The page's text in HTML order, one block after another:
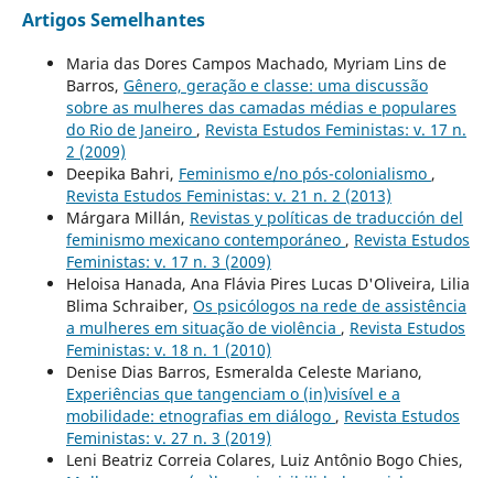
Artigos Semelhantes
Maria das Dores Campos Machado, Myriam Lins de
Barros, Gênero, geração e classe: uma discussão
sobre as mulheres das camadas médias e populares
do Rio de Janeiro , Revista Estudos Feministas: v. 17 n.
2 (2009)
Deepika Bahri, Feminismo e/no pós-colonialismo ,
Revista Estudos Feministas: v. 21 n. 2 (2013)
Márgara Millán, Revistas y políticas de traducción del
feminismo mexicano contemporáneo , Revista Estudos
Feministas: v. 17 n. 3 (2009)
Heloisa Hanada, Ana Flávia Pires Lucas D'Oliveira, Lilia
Blima Schraiber, Os psicólogos na rede de assistência
a mulheres em situação de violência , Revista Estudos
Feministas: v. 18 n. 1 (2010)
Denise Dias Barros, Esmeralda Celeste Mariano,
Experiências que tangenciam o (in)visível e a
mobilidade: etnografias em diálogo , Revista Estudos
Feministas: v. 27 n. 3 (2019)
Leni Beatriz Correia Colares, Luiz Antônio Bogo Chies,